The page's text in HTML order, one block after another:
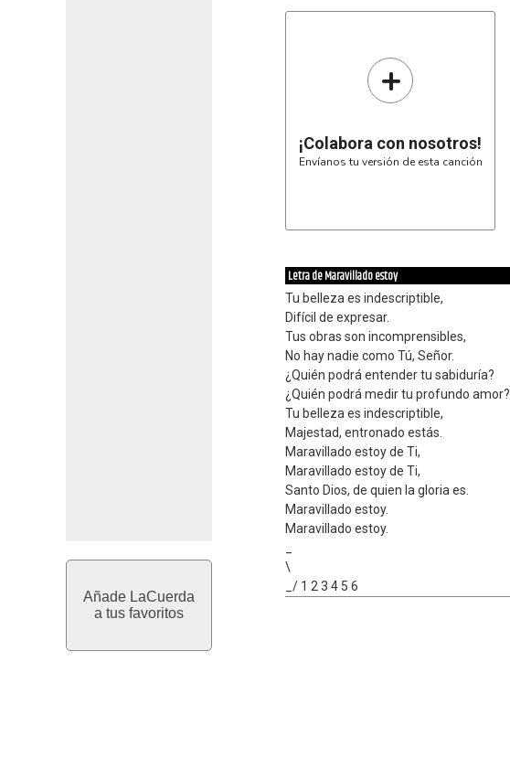
Añade LaCuerda
a tus favoritos
+
¡Colabora con nosotros!
Envíanos tu versión de esta canción
Letra de Maravillado estoy
Tu belleza es indescriptible,
Difícil de expresar.
Tus obras son incomprensibles,
No hay nadie como Tú, Señor.
¿Quién podrá entender tu sabiduría?
¿Quién podrá medir tu profundo amor?
Tu belleza es indescriptible,
Majestad, entronado estás.
Maravillado estoy de Ti,
Maravillado estoy de Ti,
Santo Dios, de quien la gloria es.
Maravillado estoy.
Maravillado estoy.
\
_/ 1 2 3 4 5 6